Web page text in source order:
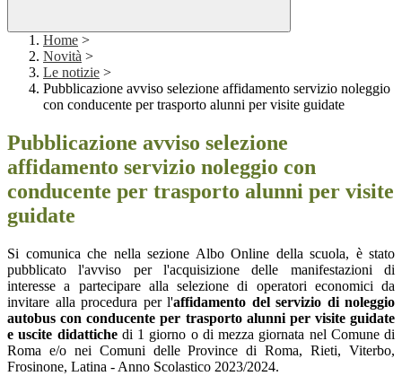
Home >
Novità >
Le notizie >
Pubblicazione avviso selezione affidamento servizio noleggio
con conducente per trasporto alunni per visite guidate
Pubblicazione avviso selezione
affidamento servizio noleggio con
conducente per trasporto alunni per visite
guidate
Si comunica che nella sezione Albo Online della scuola, è stato
pubblicato l'avviso per l'acquisizione delle manifestazioni di
interesse a partecipare alla selezione di operatori economici da
invitare alla procedura per l'affidamento del servizio di noleggio
autobus con conducente per trasporto alunni per visite guidate
e uscite didattichedi 1 giorno o di mezza giornata nel Comune di
Roma e/o nei Comuni delle Province di Roma, Rieti, Viterbo,
Frosinone, Latina - Anno Scolastico 2023/2024.